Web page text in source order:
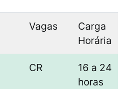
Vagas
Carga
Horária
CR
16 a 24
horas